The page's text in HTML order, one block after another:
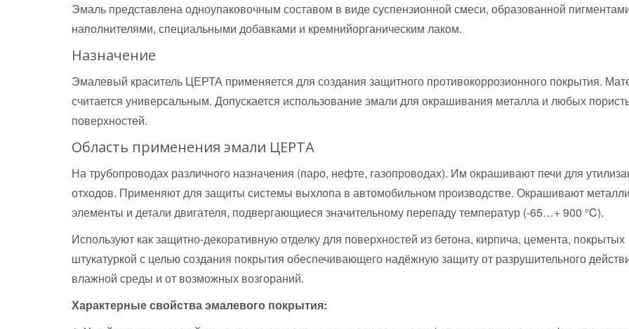
Эмаль представлена одноупаковочным составом в виде суспензионной смеси, образованной
наполнителями, специальными добавками и кремнийорганическим лаком.
Назначение
Эмалевый краситель ЦЕРТА применяется для создания защитного противокоррозионного покрытия.
считается универсальным. Допускается использование эмали для окрашивания металла и любых
поверхностей.
Область применения эмали ЦЕРТА
На трубопроводах различного назначения (паро, нефте, газопроводах). Им окрашивают печи для
отходов. Применяют для защиты системы выхлопа в автомобильном производстве. Окрашивают
элементы и детали двигателя, подвергающиеся значительному перепаду температур (-65…+ 900 °C).
Используют как защитно-декоративную отделку для поверхностей из бетона, кирпича, цемента, покрытых
штукатуркой с целью создания покрытия обеспечивающего надёжную защиту от разрушительного
влажной среды и от возможных возгораний.
Характерные свойства эмалевого покрытия: